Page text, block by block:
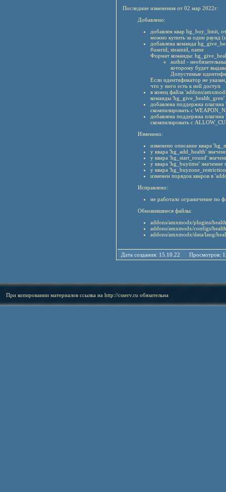
Последние изменения от 02 мар 2022г:
Добавлено:
добавлен квар hg_buy_limit,
можно купить за один раунд
добавлена команда
#userid, steamid, name
Формат команды:
authid -
которому будет
Допустимые
Если идентификатор не
что у него есть к ней доступ
в конец файла 'addons/
команды 'hg_give_health_gren'
добавлена поддержка
скомпилировать с
добавлена поддержка
скомпилировать с
Изменено:
изменено описание квара
у квара 'hg_add_health'
у квара 'hg_start_round'
у квара 'hg_buytime'
у квара
изменен порядок кваров в
Исправлено:
не работало ограничение по
Обновившиеся файлы:
addons/amxmodx/plugins/
addons/amxmodx/configs/
addons/amxmodx/data/lang/
Дата создания: 15.10.22 Просмотров:
При копировании материалов ссылка на http://csserv.ru обязательна